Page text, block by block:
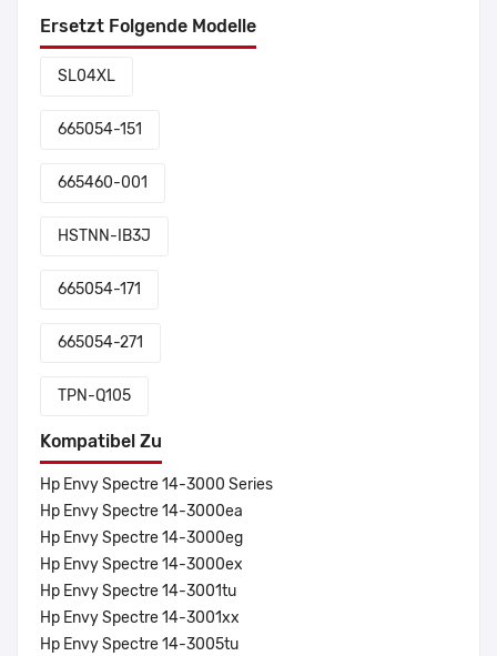
Ersetzt Folgende Modelle
SL04XL
665054-151
665460-001
HSTNN-IB3J
665054-171
665054-271
TPN-Q105
Kompatibel Zu
Hp Envy Spectre 14-3000 Series
Hp Envy Spectre 14-3000ea
Hp Envy Spectre 14-3000eg
Hp Envy Spectre 14-3000ex
Hp Envy Spectre 14-3001tu
Hp Envy Spectre 14-3001xx
Hp Envy Spectre 14-3005tu